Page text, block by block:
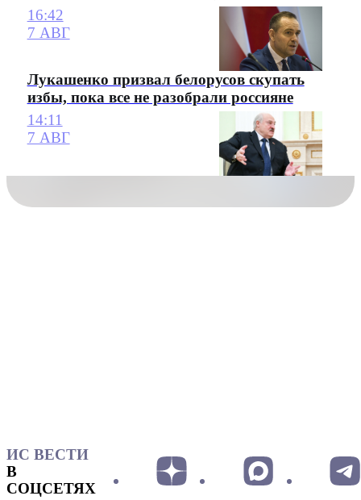
16:42
7 АВГ
Лукашенко призвал белорусов скупать
избы, пока все не разобрали россияне
14:11
7 АВГ
ИС ВЕСТИ
В
СОЦСЕТЯХ